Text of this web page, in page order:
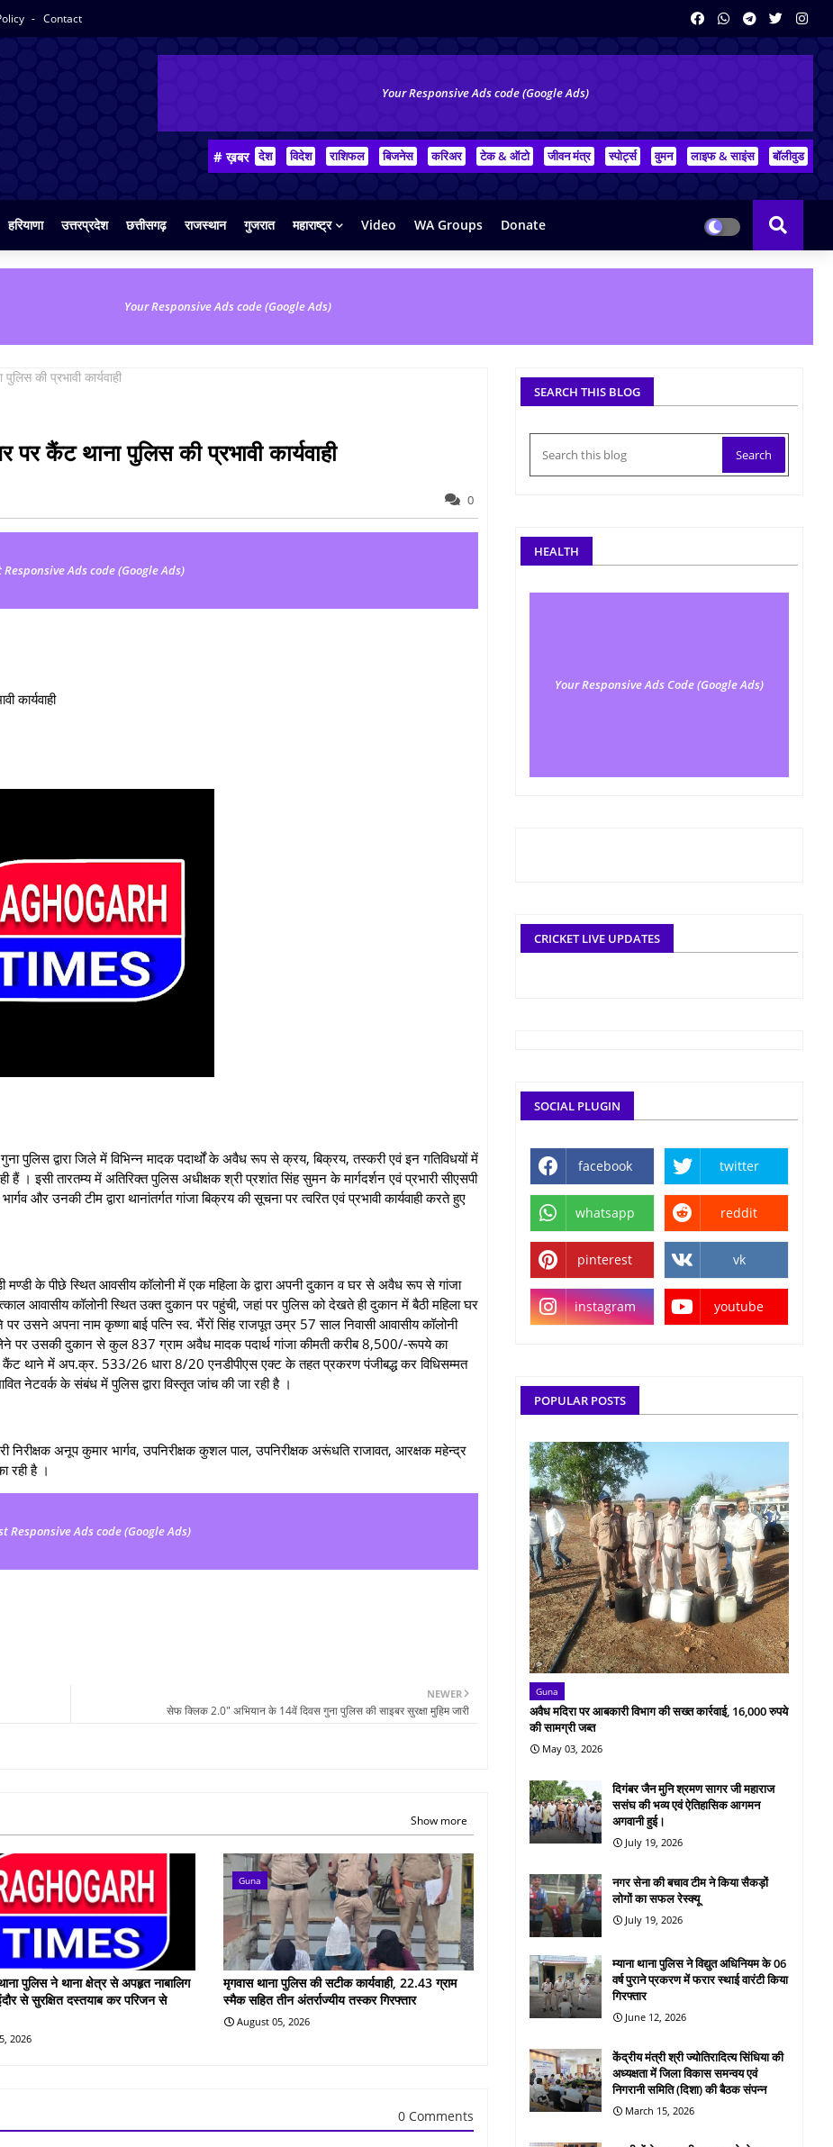
Contact
Your Responsive Ads code (Google Ads)
# ख़बर देश विदेश राशिफल बिजनेस करिअर टेक & ऑटो जीवन मंत्र स्पोर्ट्स वुमन लाइफ & साइंस बॉलीवुड
हरियाणा उत्तरप्रदेश छत्तीसगढ़ राजस्थान गुजरात महाराष्ट्र Video WA Groups Donate
Your Responsive Ads code (Google Ads)
की प्रभावी कार्यवाही
कैंट थाना पुलिस की प्रभावी कार्यवाही
0
Responsive Ads code (Google Ads)
कार्यवाही
द्वारा जिले में विभिन्न मादक पदार्थों के अवैध रूप से क्रय, बिक्रय, तस्‍करी एवं इन गतिविधयों में
हैं । इसी तारतम्य में अतिरिक्त पुलिस अधीक्षक श्री प्रशांत सिंह सुमन के मार्गदर्शन एवं प्रभारी सीएसपी
और उनकी टीम द्वारा थानांतर्गत गांजा बिक्रय की सूचना पर त्वरित एवं प्रभावी कार्यवाही करते हुए
पीछे स्थित आवसीय कॉलोनी में एक महिला के द्वारा अपनी दुकान व घर से अवैध रूप से गांजा
आवासीय कॉलोनी स्थित उक्त दुकान पर पहुंची, जहां पर पुलिस को देखते ही दुकान में बैठी महिला घर
उसने अपना नाम कृष्णा बाई पत्नि स्व. भैंरों सिंह राजपूत उम्र 57 साल निवासी आवासीय कॉलोनी
पर उसकी दुकान से कुल 837 ग्राम अवैध मादक पदार्थ गांजा कीमती करीब 8,500/-रूपये का
कैंट थाने में अप.क्र. 533/26 धारा 8/20 एनडीपीएस एक्ट के तहत प्रकरण पंजीबद्ध कर विधिसम्मत
नेटवर्क के संबंध में पुलिस द्वारा विस्तृत जांच की जा रही है ।
अनूप कुमार भार्गव, उपनिरीक्षक कुशल पाल, उपनिरीक्षक अरूंधति राजावत, आरक्षक महेन्द्र
रही है ।
Responsive Ads code (Google Ads)
NEWER
सेफ क्लिक 2.0" अभियान के 14वें दिवस गुना पुलिस की साइबर सुरक्षा मुहिम जारी
Show more
पुलिस ने थाना क्षेत्र से अपहृत नाबालिग
से सुरक्षित दस्तयाब कर परिजन से
2026
Guna
मृगवास थाना पुलिस की सटीक कार्यवाही, 22.43 ग्राम
स्मैक सहित तीन अंतर्राज्यीय तस्कर गिरफ्तार
August 05, 2026
0 Comments
SEARCH THIS BLOG
HEALTH
Your Responsive Ads Code (Google Ads)
CRICKET LIVE UPDATES
SOCIAL PLUGIN
facebook twitter
whatsapp reddit
pinterest vk
instagram youtube
POPULAR POSTS
Guna
अवैध मदिरा पर आबकारी विभाग की सख्त कार्रवाई, 16,000 रुपये
की सामग्री जब्त
May 03, 2026
दिगंबर जैन मुनि श्रमण सागर जी महाराज
ससंघ की भव्य एवं ऐतिहासिक आगमन
अगवानी हुई।
July 19, 2026
नगर सेना की बचाव टीम ने किया सैकड़ों
लोगों का सफल रेस्क्यू
July 19, 2026
म्याना थाना पुलिस ने विद्युत अधिनियम के 06
वर्ष पुराने प्रकरण में फरार स्थाई वारंटी किया
गिरफ्तार
June 12, 2026
केंद्रीय मंत्री श्री ज्योतिरादित्य सिंधिया की
अध्यक्षता में जिला विकास समन्वय एवं
निगरानी समिति (दिशा) की बैठक संपन्न
March 15, 2026